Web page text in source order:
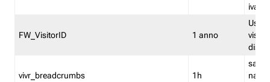
iva/
FW_VisitorID 1 anno
vivr_breadcrumbs 1h
salva